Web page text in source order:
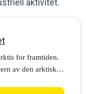
aktivitet.
for framtiden.
av den arktiske